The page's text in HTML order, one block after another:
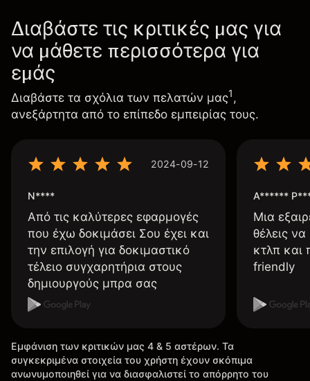
Διαβάστε τις κριτικές μας για
να μάθετε περισσότερα για
εμάς
Διαβάστε τα σχόλια των πελατών μας1,
ανεξάρτητα από το επίπεδο εμπειρίας τους.
2024-09-12
N****
Από τις καλύτερες εφαρμογές
που έχω δοκιμάσει Σου έχει και
την επιλογή για δοκιμαστικό
τέλειο συγχαρητήρια στους
δημιουργούς μπρα σας
A******
Μια
θέλεις
κτλπ και
friendly
Εμφάνιση των κριτικών μας 4 & 5 αστέρων. Τα
συγκεκριμένα στοιχεία του χρήστη έχουν σκόπιμα
ανωνυμοποιηθεί για να διασφαλιστεί το απόρρητο του